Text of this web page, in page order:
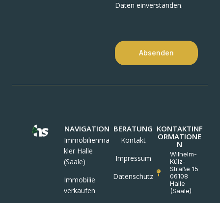
Daten einverstanden.
Absenden
NAVIGATION
Immobilienma
kler Halle
(Saale)
Immobilie
verkaufen
BERATUNG
Kontakt
Impressum
Datenschutz
KONTAKTINF
ORMATIONE
N
Wilhelm-
Külz-
Straße 15
06108
Halle
(Saale)